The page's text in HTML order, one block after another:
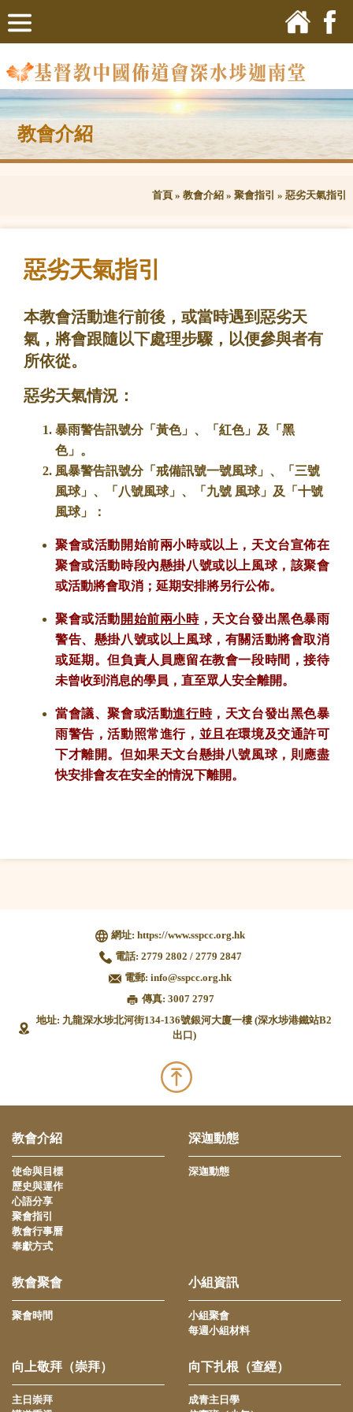
教會介紹
首頁 » 教會介紹 » 聚會指引 » 惡劣天氣指引
惡劣天氣指引
本教會活動進行前後，或當時遇到惡劣天
氣，將會跟隨以下處理步驟，以便參與者有
所依從。
惡劣天氣情況：
暴雨警告訊號分「黃色」、「紅色」及「黑
色」。
風暴警告訊號分「戒備訊號一號風球」、「三號
風球」、「八號風球」、「九號 風球」及「十號
風球」：
聚會或活動開始前兩小時或以上 ，天文台宣佈在
聚會或活動時段內懸掛八號或以上風球，該聚會
或活動將會取消 ；延期安排將另行公佈。
聚會或活動開始前兩小時，天文台發出黑色暴雨
警告、懸掛八號或以上風球，有關活動將會取消
或延期。但負責人員應留在教會一段時間，接待
未曾收到消息的學員，直至眾人安全離開。
當會議、聚會或活動進行時，天文台發出黑色暴
雨警告，活動照常進行，並且在環境及交通許可
下才離開。但如果天文台懸掛八號風球，則應盡
快安排會友在安全的情況下離開。
網址: https://www.sspcc.org.hk
電話: 2779 2802 / 2779 2847
電郵: info@sspcc.org.hk
傳真: 3007 2797
地址: 九龍深水埗北河街134-136號銀河大廈一樓 (深水埗港鐵站B2
出口)
教會介紹
使命與目標
歷史與運作
心語分享
聚會指引
教會行事曆
奉獻方式
深迦動態
深迦動態
教會聚會
聚會時間
小組資訊
小組聚會
每週小組材料
向上敬拜（崇拜）
主日崇拜
向下扎根（查經）
成青主日學